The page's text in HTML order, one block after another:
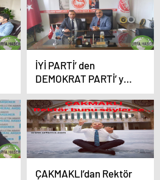
İYİ PARTİ’ den
DEMOKRAT PARTİ’ ye
ziyaret
ÇAKMAKLI’dan Rektör